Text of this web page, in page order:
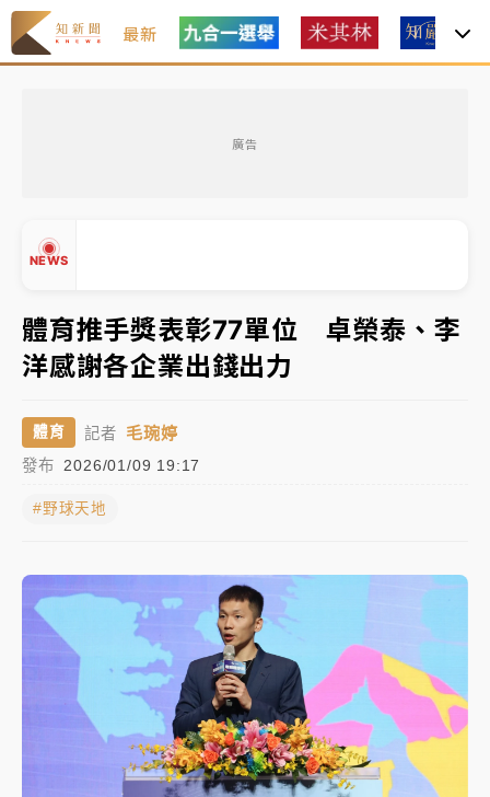
最新
廣告
NEWS
有片｜
連根拔起
中颱白海豚風雨來了！中部以北防豪雨 今晚、明天影
響最劇烈
白海豚逼近！北市水門只出不進 未移置車輛最高罰
油價持續凍漲！ 中油宣布下周一汽柴油價格維持不變
有片｜ 白海豚暴風圈逼近！新北淡水赫見龍捲風 榕樹
連根拔起
中颱白海豚風雨來了！中部以北防豪雨 今晚、明天影
響最劇烈
白海豚逼近！北市水門只出不進 未移置車輛最高罰
4800＋拖吊費
體育推手獎表彰77單位 卓榮泰、李
洋感謝各企業出錢出力
體育 記者 毛琬婷
發布 2026/01/09 19:17
#野球天地